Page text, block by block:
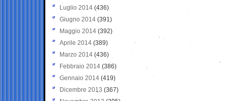
Luglio 2014 (436)
Giugno 2014 (391)
Maggio 2014 (392)
Aprile 2014 (389)
Marzo 2014 (436)
Febbraio 2014 (386)
Gennaio 2014 (419)
Dicembre 2013 (367)